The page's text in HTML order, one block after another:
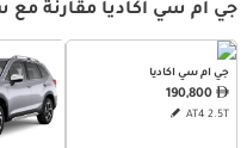
جي أم سي أكاديا مقارنة مع
جي أم سي أكاديا
190,800
AT4 2.5T